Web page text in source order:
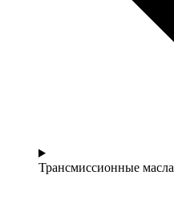
Трансмиссионные масла